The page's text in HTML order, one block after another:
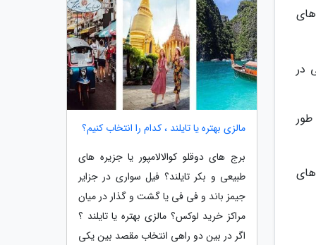
در
طور
مالزی بهتره یا تایلند ، کدام را انتخاب کنیم؟
برج های دوقلو کوالالامپور یا جزیره های
طبیعی و بکر تایلند؟ فیل سواری در جزایر
جیمز باند و فی فی یا گشت و گذار در میان
مراکز خرید لوکس؟ مالزی بهتره یا تایلند ؟
اگر در بین دو راهی انتخاب مقصد بین یکی